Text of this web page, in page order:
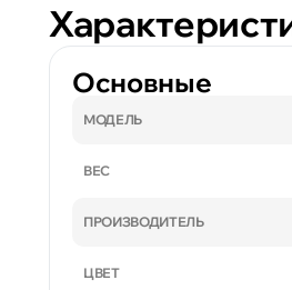
Основные
МОДЕЛЬ
ВЕС
ПРОИЗВОДИТЕЛЬ
ЦВЕТ